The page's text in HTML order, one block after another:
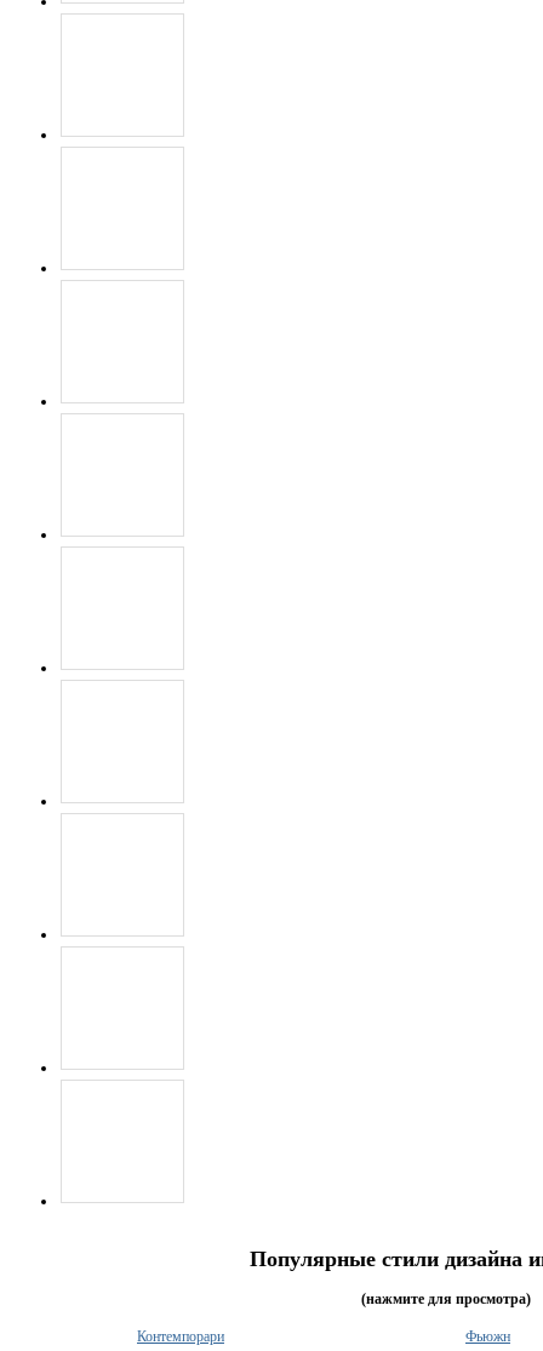
Популярные стили дизайна
(нажмите для просмотра)
Контемпорари
Фьюжн